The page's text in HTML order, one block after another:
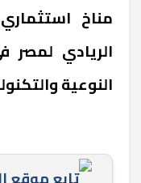
مناخ
الريادي لمصر
النوعية